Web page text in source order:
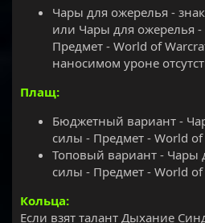
Чары для ожерелья -
или Чары для ожерелья -
Предмет - World of
наносимом уроне
Плащ:
Бюджетный вариант -
силы - Предмет - World of
Топовый вариант - Чары
силы - Предмет - World of
Кольца:
Если взят талант Дыхание